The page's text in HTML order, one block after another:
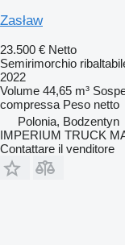
Zasław
23.500 € Netto
Semirimorchio
2022
Volume 44,65 m³
compressa Peso netto
Polonia, Bodzentyn
IMPERIUM TRUCK
Contattare il venditore